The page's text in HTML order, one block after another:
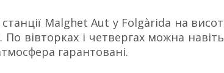
станції Malghet Aut у Folgàrida на
По вівторках і четвергах можна
гарантовані.